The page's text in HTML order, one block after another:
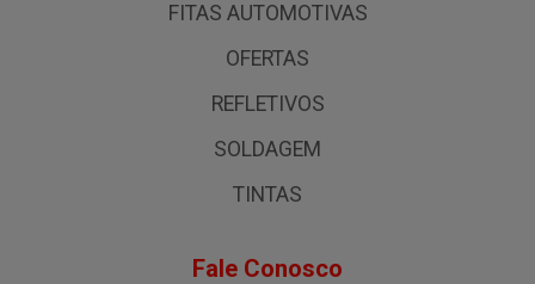
FITAS AUTOMOTIVAS
OFERTAS
REFLETIVOS
SOLDAGEM
TINTAS
Fale Conosco